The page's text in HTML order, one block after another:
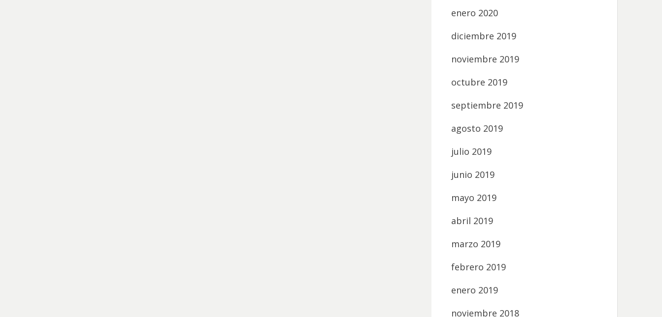
enero 2020
diciembre 2019
noviembre 2019
octubre 2019
septiembre 2019
agosto 2019
julio 2019
junio 2019
mayo 2019
abril 2019
marzo 2019
febrero 2019
enero 2019
noviembre 2018